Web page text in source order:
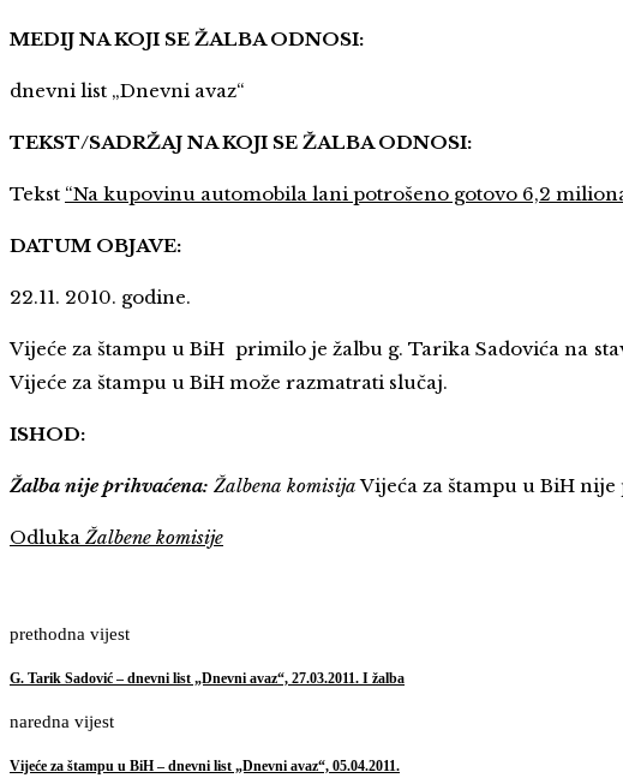
MEDIJ NA KOJI SE ŽALBA ODNOSI:
dnevni list „Dnevni avaz“
TEKST/SADRŽAJ NA KOJI SE ŽALBA ODNOSI:
Tekst “Na kupovinu automobila lani potrošeno gotovo 6,2
DATUM OBJAVE:
22.11. 2010. godine.
Vijeće za štampu u BiH primilo je žalbu g. Tarika Sadovića na
Vijeće za štampu u BiH može razmatrati slučaj.
ISHOD:
Žalba nije prihvaćena: Žalbena komisijaVijeća za štampu u BiH
Odluka Žalbene komisije
prethodna vijest
G. Tarik Sadović – dnevni list „Dnevni avaz“, 27.03.2011. I žalba
naredna vijest
Vijeće za štampu u BiH – dnevni list „Dnevni avaz“, 05.04.2011.